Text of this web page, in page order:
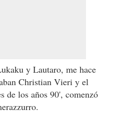
y Lautaro, me hace
Christian Vieri y el
de los años 90', comenzó